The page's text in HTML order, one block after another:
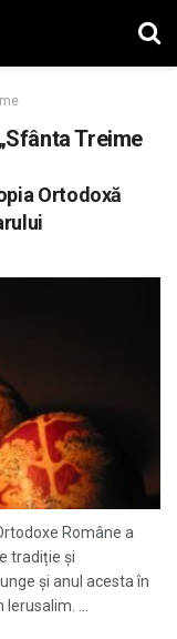
Treime
Ortodoxă
Române a
tradiție și
și anul acesta în
...